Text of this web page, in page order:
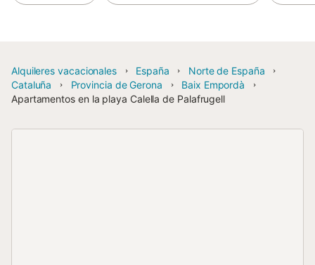
Alquileres vacacionales España
Norte de España
Cataluña
Provincia de Gerona
Baix Empordà
Apartamentos en la playa Calella de Palafrugell